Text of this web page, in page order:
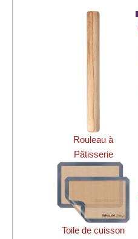
Rouleau à
Pâtisserie
Toile de cuisson